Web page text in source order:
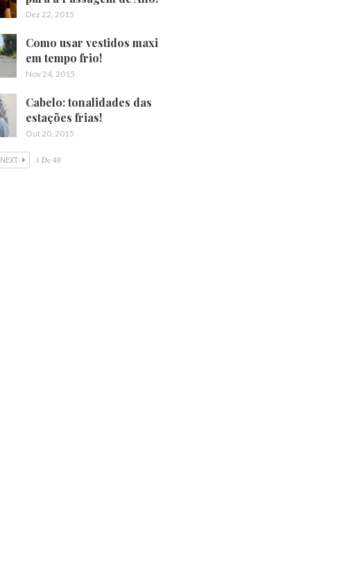
Dez 22, 2015
Como usar vestidos maxi
em tempo frio!
Nov 24, 2015
Cabelo: tonalidades das
estações frias!
Out 20, 2015
NEXT 1 De 40